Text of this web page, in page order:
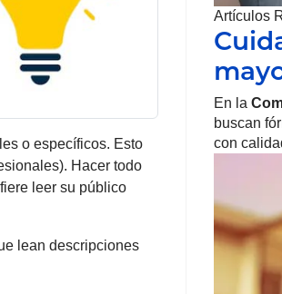
o específicos. Esto
Hacer todo
leer su público
lean descripciones
Artículos
En la
buscan
con